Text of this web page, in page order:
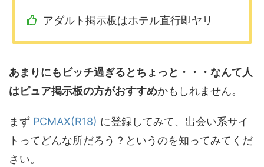
アダルト掲示板はホテル直行即ヤリ
あまりにもビッチ過ぎるとちょっと・・・なんて人
はピュア掲示板の方がおすすめかもしれません。
まず PCMAX(R18) に登録してみて、出会い系サイ
トってどんな所だろう？というのを知ってみてくだ
さい。